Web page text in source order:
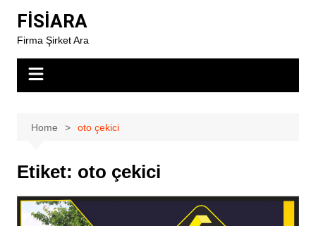
content
FİSİARA
Firma Şirket Ara
Home oto çekici
Etiket: oto çekici